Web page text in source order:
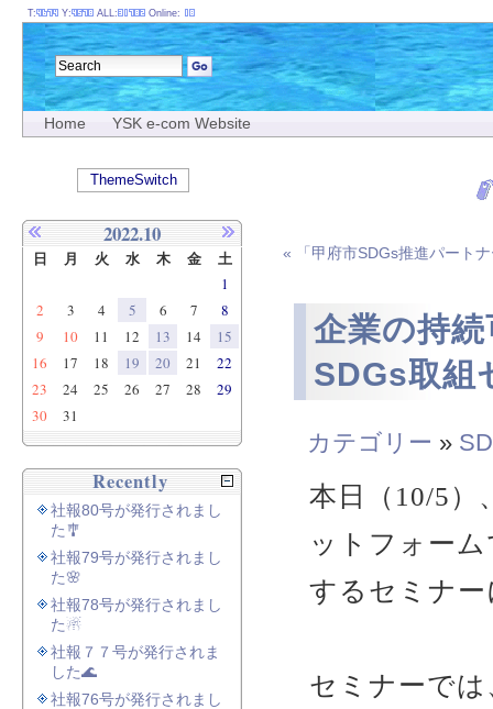
Home YSK e-com Website
« 「甲府市SDGs推進パート
企業の持
SDGs取組
カテゴリー »
本日（10/5）
ットフォー
するセミナ
セミナーで
T: Y: ALL: Online:
ThemeSwitch
2022.10
日 月 火 水 木 金 土
1
2
3 4 5 6 7
8
9
10 11 12 13 14
15
16
17 18 19 20 21
22
23
24 25 26 27 28
29
30
31
Recently
社報80号が発行されまし
た🎐
社報79号が発行されまし
た🌸
社報78号が発行されまし
た☃
社報７７号が発行されま
した🌊
社報76号が発行されまし